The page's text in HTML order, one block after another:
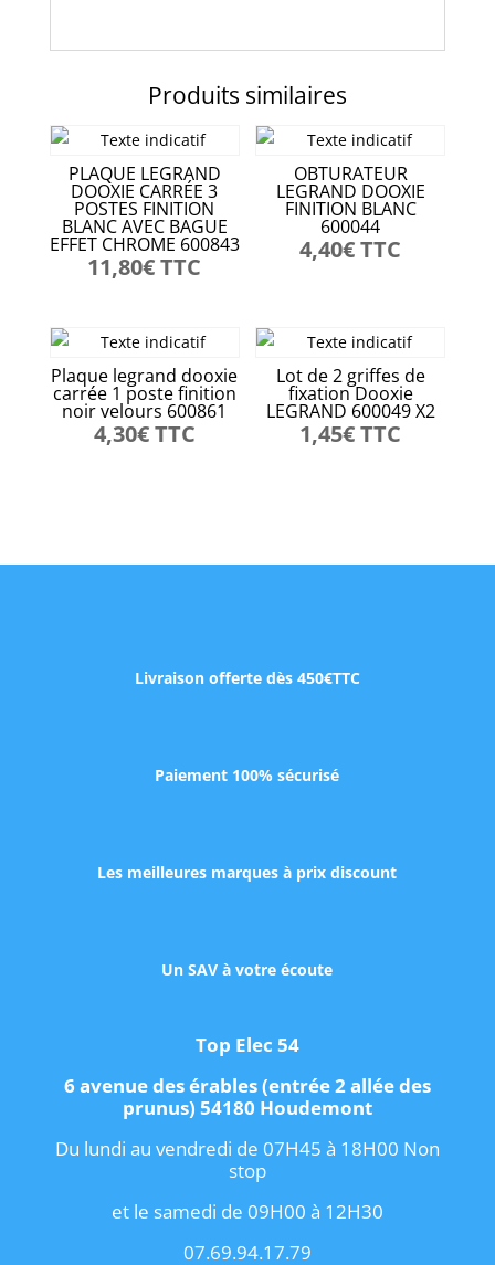
Produits similaires
PLAQUE LEGRAND
DOOXIE CARRÉE 3
POSTES FINITION
BLANC AVEC BAGUE
EFFET CHROME 600843
11,80€TTC
OBTURATEUR
LEGRAND DOOXIE
FINITION BLANC
600044
4,40€TTC
Plaque legrand dooxie
carrée 1 poste finition
noir velours 600861
4,30€TTC
Lot de 2 griffes de
fixation Dooxie
LEGRAND 600049 X2
1,45€TTC
Livraison offerte dès 450€TTC
Paiement 100% sécurisé
Les meilleures marques à prix discount
Un SAV à votre écoute
Top Elec 54
6 avenue des érables (entrée 2 allée des
prunus) 54180 Houdemont
Du lundi au vendredi de 07H45 à 18H00 Non
stop
et le samedi de 09H00 à 12H30
07.69.94.17.79